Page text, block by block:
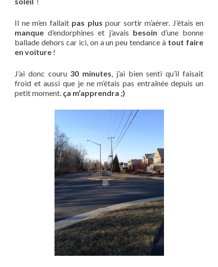
Il ne m’en fallait pas plus pour sortir m’aérer. J’étais en
manque d’endorphines et j’avais besoin d’une bonne
ballade dehors car ici, on a un peu tendance à tout faire
en voiture !
J’ai donc couru 30 minutes, j’ai bien senti qu’il faisait
froid et aussi que je ne m’étais pas entraînée depuis un
petit moment. ça m’apprendra ;)